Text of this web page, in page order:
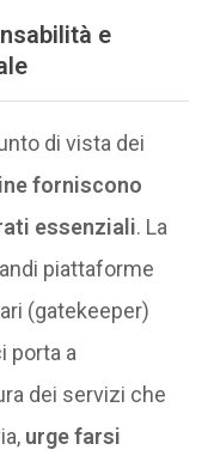
e
di vista dei
forniscono
essenziali. La
piattaforme
(gatekeeper)
porta a
dei servizi che
urge farsi